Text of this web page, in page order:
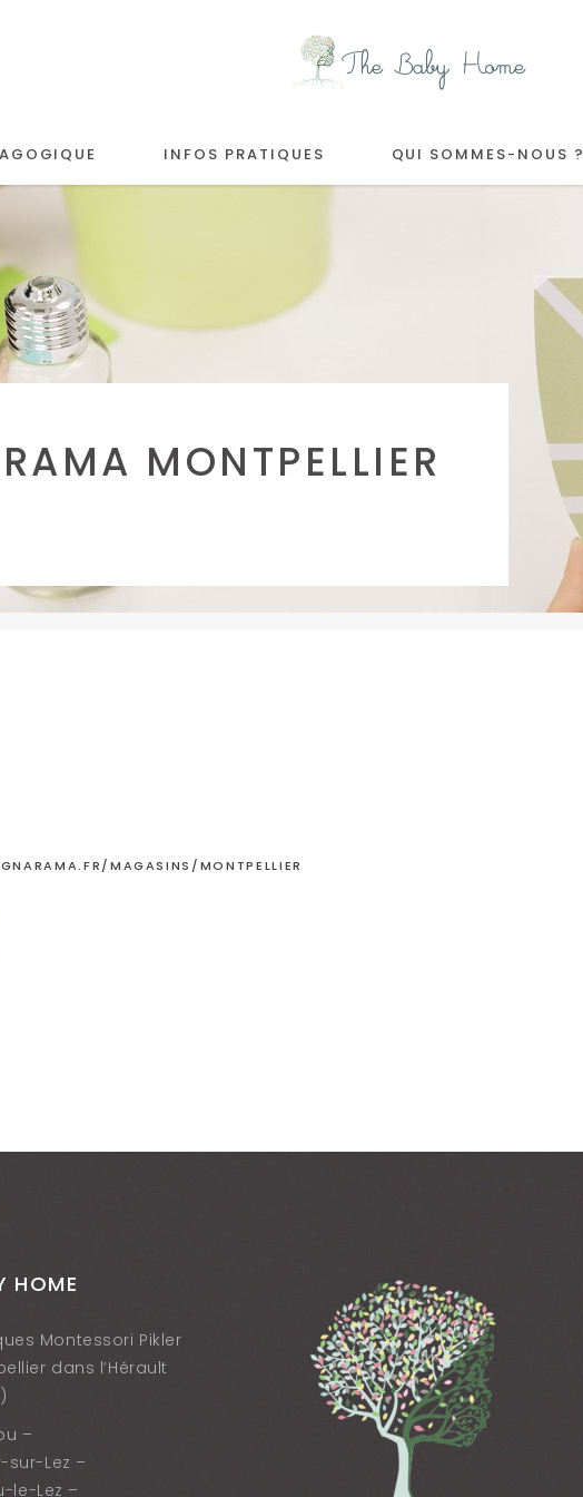
INFOS PRATIQUES QUI SOMMES-NOUS ?
MONTPELLIER
MAGASINS/MONTPELLIER
HOME
Montessori Pikler
dans l’Hérault
–
sur-Lez –
le-Lez –